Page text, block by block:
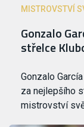
MISTROVSTVÍ
Gonzalo
střelce
Gonzalo
za nejlepšího
mistrovství